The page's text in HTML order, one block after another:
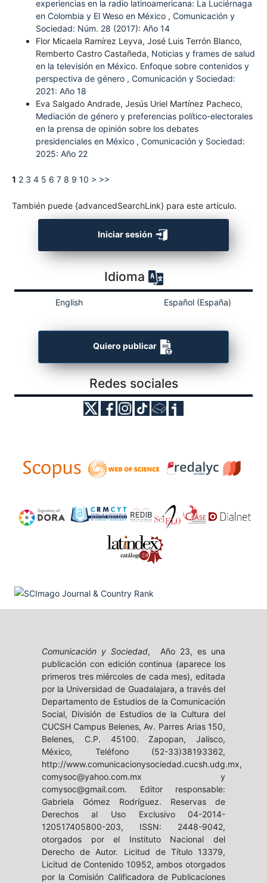
experiencias en la radio latinoamericana: La Luciérnaga
en Colombia y El Weso en México , Comunicación y
Sociedad: Núm. 28 (2017): Año 14
Flor Micaela Ramírez Leyva, José Luis Terrón Blanco,
Remberto Castro Castañeda, Noticias y frames de salud
en la televisión en México. Enfoque sobre contenidos y
perspectiva de género , Comunicación y Sociedad:
2021: Año 18
Eva Salgado Andrade, Jesús Uriel Martínez Pacheco,
Mediación de género y preferencias político-electorales
en la prensa de opinión sobre los debates
presidenciales en México , Comunicación y Sociedad:
2025: Año 22
1 2 3 4 5 6 7 8 9 10 > >>
También puede {advancedSearchLink} para este artículo.
Iniciar sesión
Idioma
English Español (España)
Quiero publicar
Redes sociales
Comunicación y Sociedad, Año 23, es una
publicación con edición continua (aparece los
primeros tres miércoles de cada mes), editada
por la Universidad de Guadalajara, a través del
Departamento de Estudios de la Comunicación
Social, División de Estudios de la Cultura del
CUCSH Campus Belenes, Av. Parres Arias 150,
Belenes, C.P. 45100. Zapopan, Jalisco,
México, Teléfono (52-33)38193362,
http://www.comunicacionysociedad.cucsh.udg.mx,
comysoc@yahoo.com.mx y
comysoc@gmail.com. Editor responsable:
Gabriela Gómez Rodríguez. Reservas de
Derechos al Uso Exclusivo 04-2014-
120517405800-203, ISSN: 2448-9042,
otorgados por el Instituto Nacional del
Derecho de Autor. Licitud de Título 13379,
Licitud de Contenido 10952, ambos otorgados
por la Comisión Calificadora de Publicaciones